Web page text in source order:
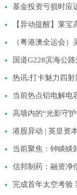
基金投资亏损时应
国道G228滨海公
热讯:打卡魅力四
当前热点铝电解电
高墙内的“光影守护
完成首年太空考验